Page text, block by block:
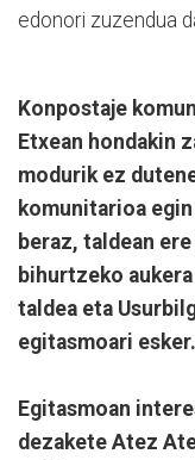
edonori zuzendua
Konpostaje
Etxean hondakin
modurik ez
komunitarioa
beraz, taldean
bihurtzeko
taldea eta
egitasmoari esker.
Egitasmoan
dezakete Atez